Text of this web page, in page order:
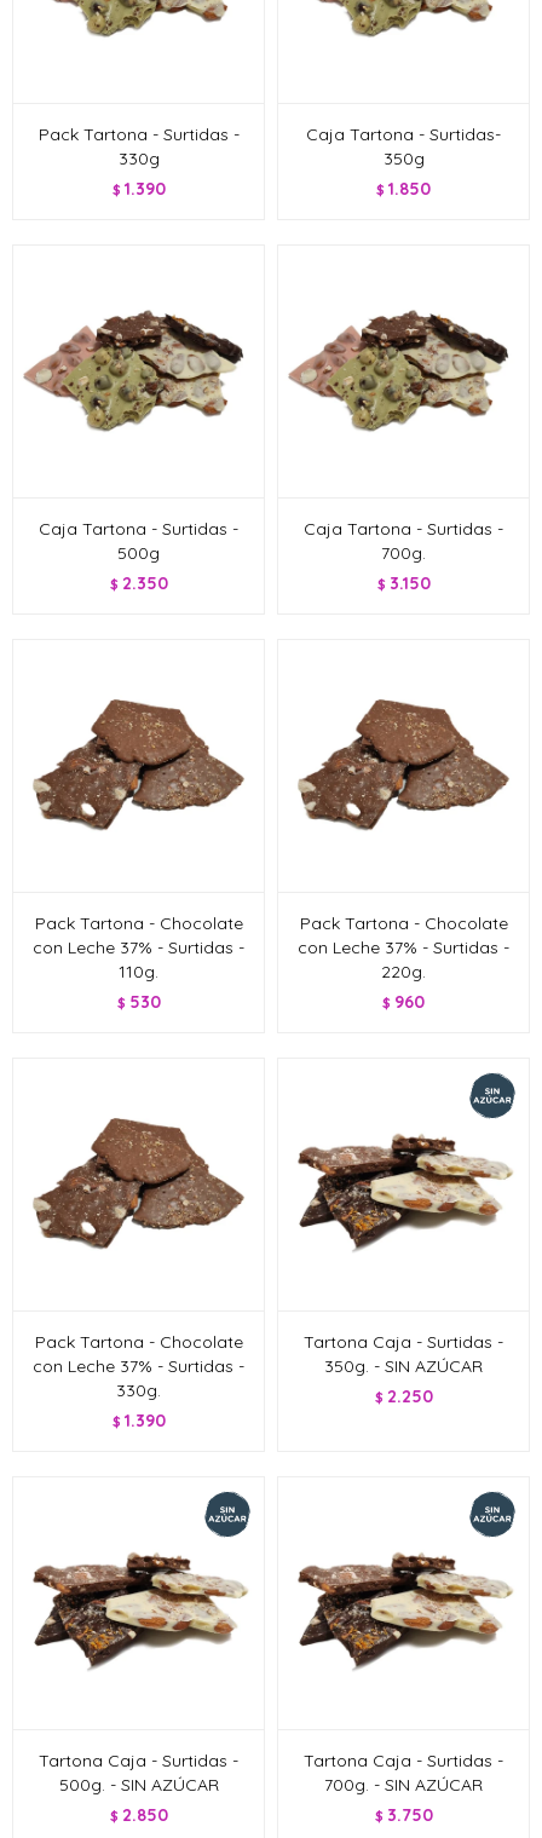
Pack Tartona - Surtidas -
330g
$ 1.390
Caja Tartona - Surtidas-
350g
$ 1.850
Caja Tartona - Surtidas -
500g
$ 2.350
Caja Tartona - Surtidas -
700g.
$ 3.150
Pack Tartona - Chocolate
con Leche 37% - Surtidas -
110g.
$ 530
Pack Tartona - Chocolate
con Leche 37% - Surtidas -
220g.
$ 960
Pack Tartona - Chocolate
con Leche 37% - Surtidas -
330g.
$ 1.390
Tartona Caja - Surtidas -
350g. - SIN AZÚCAR
$ 2.250
Tartona Caja - Surtidas -
500g. - SIN AZÚCAR
$ 2.850
Tartona Caja - Surtidas -
700g. - SIN AZÚCAR
$ 3.750